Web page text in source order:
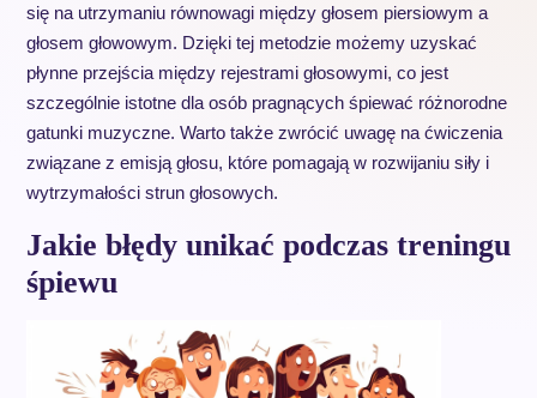
się na utrzymaniu równowagi między głosem piersiowym a
głosem głowowym. Dzięki tej metodzie możemy uzyskać
płynne przejścia między rejestrami głosowymi, co jest
szczególnie istotne dla osób pragnących śpiewać różnorodne
gatunki muzyczne. Warto także zwrócić uwagę na ćwiczenia
związane z emisją głosu, które pomagają w rozwijaniu siły i
wytrzymałości strun głosowych.
Jakie błędy unikać podczas treningu
śpiewu